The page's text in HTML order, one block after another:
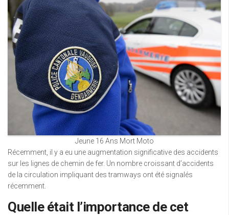
Jeune 16 Ans Mort Moto
Récemment, il y a eu une augmentation significative des accidents
sur les lignes de chemin de fer. Un nombre croissant d’accidents
de la circulation impliquant des tramways ont été signalés
récemment.
Quelle était l’importance de cet